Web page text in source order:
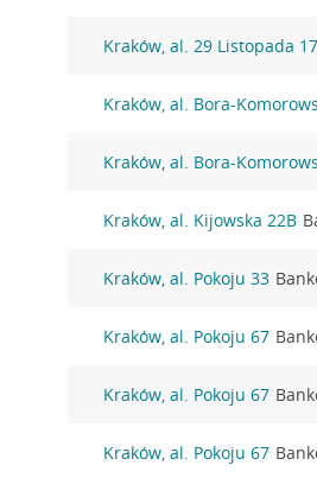
Kraków, al. 29 Listopada
Kraków, al. Bora-
Kraków, al. Bora-
Kraków, al. Kijowska 22B
Kraków, al. Pokoju 33
Kraków, al. Pokoju 67
Kraków, al. Pokoju 67
Kraków, al. Pokoju 67